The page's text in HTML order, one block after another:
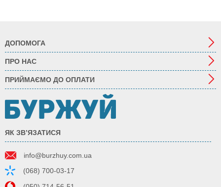
ДОПОМОГА
ПРО НАС
ПРИЙМАЄМО ДО ОПЛАТИ
ЯК ЗВ’ЯЗАТИСЯ
info@burzhuy.com.ua
(068) 700-03-17